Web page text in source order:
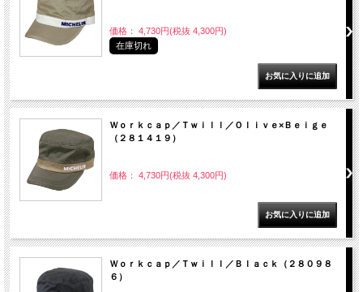
価格： 4,730円(税抜 4,300円)
在庫切れ
Ｗｏｒｋｃａｐ／Ｔｗｉｌｌ／Ｏｌｉｖｅ×Ｂｅｉｇｅ
（２８１４１９）
価格： 4,730円(税抜 4,300円)
Ｗｏｒｋｃａｐ／Ｔｗｉｌｌ／Ｂｌａｃｋ（２８０９８
６）